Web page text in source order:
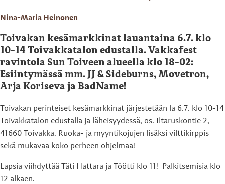
Nina-Maria Heinonen
Toivakan kesämarkkinat lauantaina 6.7. klo
10-14 Toivakkatalon edustalla. Vakkafest
ravintola Sun Toiveen alueella klo 18-02:
Esiintymässä mm. JJ & Sideburns, Movetron,
Arja Koriseva ja BadName!
Toivakan perinteiset kesämarkkinat järjestetään la 6.7. klo 10-14
Toivakkatalon edustalla ja läheisyydessä, os. Iltaruskontie 2,
41660 Toivakka. Ruoka- ja myyntikojujen lisäksi vilttikirppis
sekä mukavaa koko perheen ohjelmaa!
Lapsia viihdyttää Täti Hattara ja Töötti klo 11! Palkitsemisia klo
12 alkaen.